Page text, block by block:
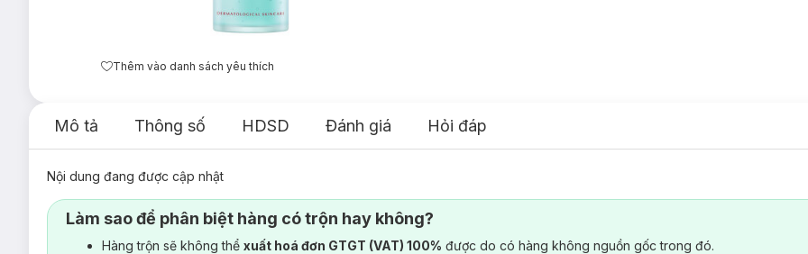
Thêm vào danh sách yêu thích
Mô tả Thông số HDSD Đánh giá Hỏi đáp
Nội dung đang được cập nhật
Làm sao để phân biệt hàng có trộn hay không?
Hàng trộn sẽ không thể xuất hoá đơn GTGT (VAT) 100% được do có hàng không nguồn gốc trong đó.